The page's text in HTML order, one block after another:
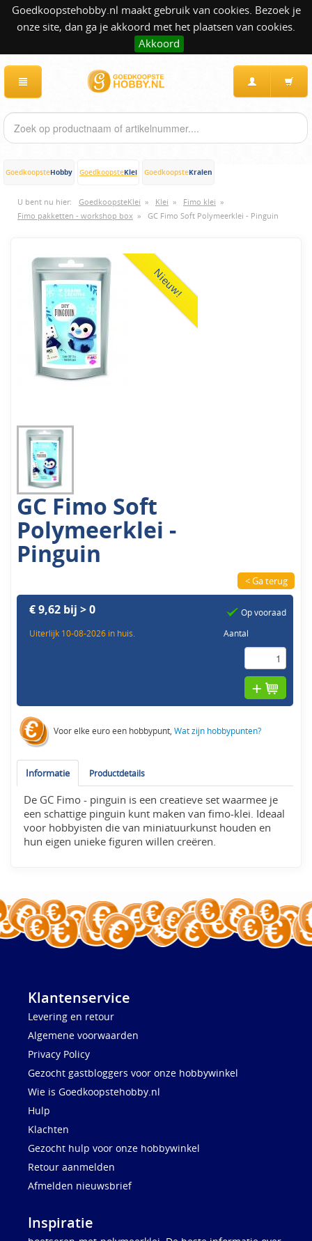
Goedkoopstehobby.nl maakt gebruik van cookies. Bezoek je
onze site, dan ga je akkoord met het plaatsen van cookies.
Akkoord
GoedkoopsteHobby GoedkoopsteKlei GoedkoopsteKralen
U bent nu hier: GoedkoopsteKlei » Klei » Fimo klei »
Fimo pakketten - workshop box » GC Fimo Soft Polymeerklei - Pinguin
Nieuw!
GC Fimo Soft
Polymeerklei -
Pinguin
< Ga terug
€ 9,62 bij > 0
Uiterlijk 10-08-2026 in huis.
Op vooraad
Aantal
Voor elke euro een hobbypunt,Wat zijn hobbypunten?
Informatie Productdetails
De GC Fimo - pinguin is een creatieve set waarmee je
een schattige pinguin kunt maken van fimo-klei. Ideaal
voor hobbyisten die van miniatuurkunst houden en
hun eigen unieke figuren willen creëren.
Klantenservice
Levering en retour
Algemene voorwaarden
Privacy Policy
Gezocht gastbloggers voor onze hobbywinkel
Wie is Goedkoopstehobby.nl
Hulp
Klachten
Gezocht hulp voor onze hobbywinkel
Retour aanmelden
Afmelden nieuwsbrief
Inspiratie